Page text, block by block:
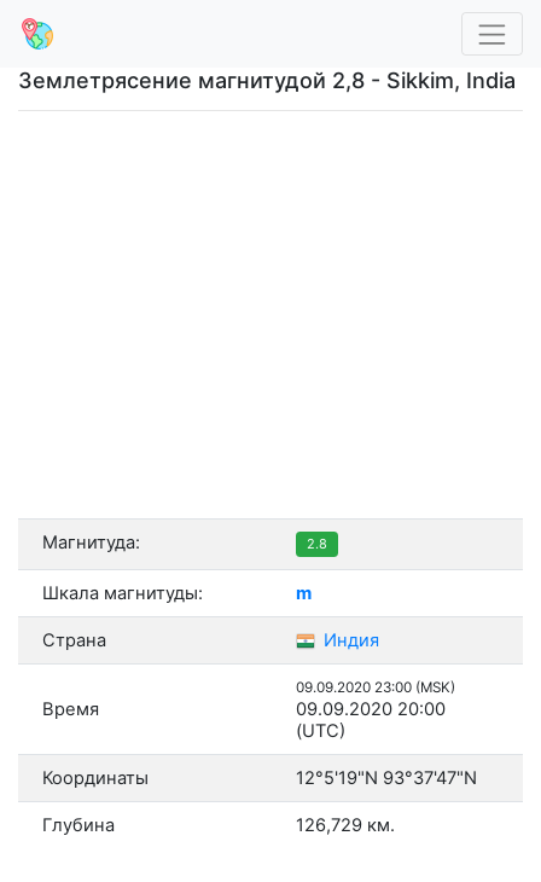
Землетрясение магнитудой 2,8 - Sikkim, India
Магнитуда: 2.8
Шкала магнитуды: m
Страна Индия
Время
09.09.2020 23:00 (MSK)
09.09.2020 20:00
(UTC)
Координаты 12°5'19"N 93°37'47"N
Глубина 126,729 км.